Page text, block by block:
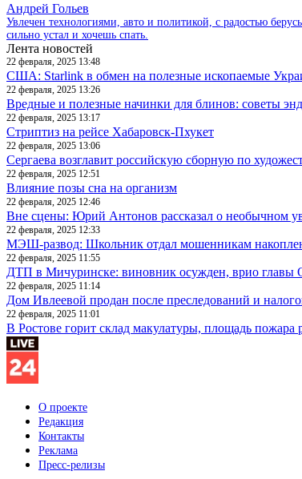
Андрей Гольев
Увлечен технологиями, авто и политикой, с радостью
сильно устал и хочешь спать.
Лента новостей
22 февраля, 2025 13:48
США: Starlink в обмен на полезные ископаемые
22 февраля, 2025 13:26
Вредные и полезные начинки для блинов: советы
22 февраля, 2025 13:17
Стриптиз на рейсе Хабаровск-Пхукет
22 февраля, 2025 13:06
Сергаева возглавит российскую сборную по
22 февраля, 2025 12:51
Влияние позы сна на организм
22 февраля, 2025 12:46
Вне сцены: Юрий Антонов рассказал о необычном
22 февраля, 2025 12:33
МЭШ-развод: Школьник отдал мошенникам
22 февраля, 2025 11:55
ДТП в Мичуринске: виновник осужден, врио главы
22 февраля, 2025 11:14
Дом Ивлеевой продан после преследований и
22 февраля, 2025 11:01
В Ростове горит склад макулатуры, площадь пожара
О проекте
Редакция
Контакты
Реклама
Пресс-релизы